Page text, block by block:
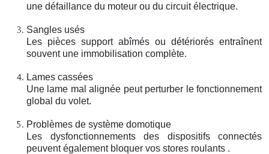
une défaillance du moteur ou du circuit électrique.
Sangles usés
Les pièces support abîmés ou détériorés entraînent
souvent une immobilisation complète.
Lames cassées
Une lame mal alignée peut perturber le fonctionnement
global du volet.
Problèmes de système domotique
Les dysfonctionnements des dispositifs connectés
peuvent également bloquer vos stores roulants .